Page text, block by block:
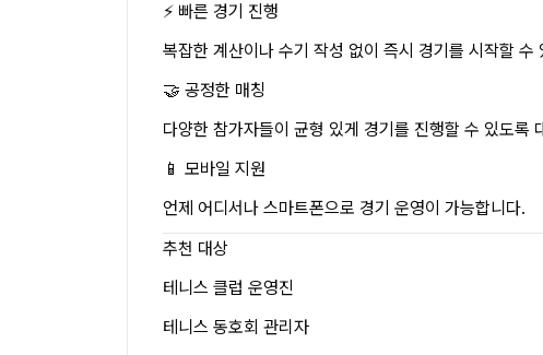
⚡ 빠른 경기 진행
복잡한 계산이나 수기 작성 없이 즉시 경기를 시작할 수
🤝 공정한 매칭
다양한 참가자들이 균형 있게 경기를 진행할 수 있도록
📱 모바일 지원
언제 어디서나 스마트폰으로 경기 운영이 가능합니다.
추천 대상
테니스 클럽 운영진
테니스 동호회 관리자